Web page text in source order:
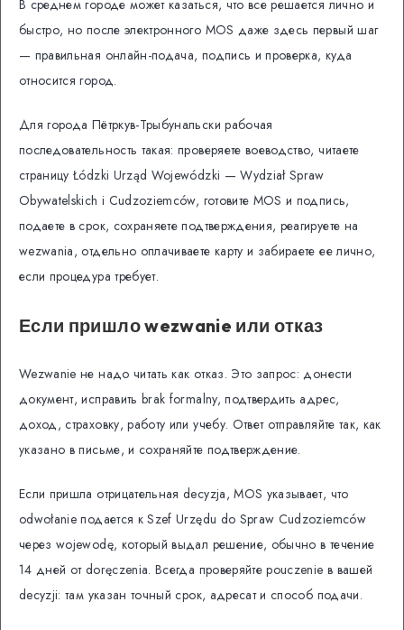
В среднем городе может казаться, что все решается лично и
быстро, но после электронного MOS даже здесь первый шаг
— правильная онлайн-подача, подпись и проверка, куда
относится город.
Для города Пётркув-Трыбунальски рабочая
последовательность такая: проверяете воеводство, читаете
страницу Łódzki Urząd Wojewódzki — Wydział Spraw
Obywatelskich i Cudzoziemców, готовите MOS и подпись,
подаете в срок, сохраняете подтверждения, реагируете на
wezwania, отдельно оплачиваете карту и забираете ее лично,
если процедура требует.
Если пришло wezwanie или отказ
Wezwanie не надо читать как отказ. Это запрос: донести
документ, исправить brak formalny, подтвердить адрес,
доход, страховку, работу или учебу. Ответ отправляйте так, как
указано в письме, и сохраняйте подтверждение.
Если пришла отрицательная decyzja, MOS указывает, что
odwołanie подается к Szef Urzędu do Spraw Cudzoziemców
через wojewodę, который выдал решение, обычно в течение
14 дней от doręczenia. Всегда проверяйте pouczenie в вашей
decyzji: там указан точный срок, адресат и способ подачи.